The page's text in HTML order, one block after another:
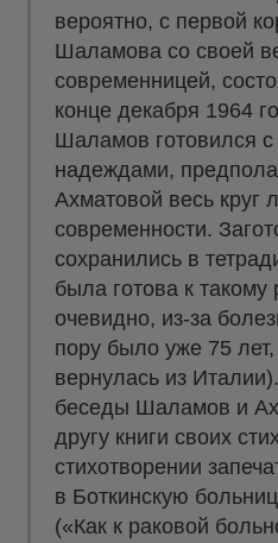
вероятно, с первой
Шаламова со своей
современницей,
конце декабря 1964
Шаламов готовился
надеждами,
Ахматовой весь круг
современности.
сохранились в
была готова к
очевидно, из-за
пору было уже 75 лет,
вернулась из
беседы Шаламов и
другу книги своих
стихотворении
в Боткинскую
(«Как к раковой